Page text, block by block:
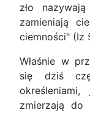
zło
zamieniają
ciemności" (Iz
Właśnie w
się dziś
zmierzają do